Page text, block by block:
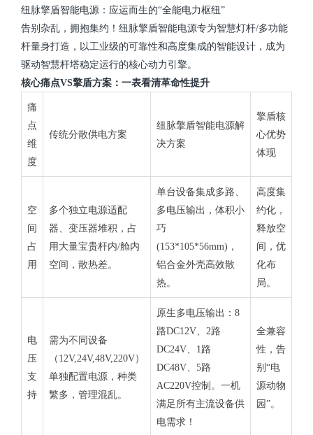
纽脉擎盾智能电源：应运而生的“全能电力枢纽”
告别杂乱，拥抱集约！纽脉擎盾智能电源专为智慧灯杆/多功能
杆量身打造，以工业级的可靠性和高度集成的智能设计，成为
驱动智慧杆塔稳定运行的核心动力引擎。
核心痛点VS擎盾方案：一表看清革命性提升
痛
点
维
度
传统分散供电方案
纽脉擎盾智能电源解
决方案
擎盾核
心优势
体现
空
间
占
用
多个独立电源适配
器、变压器堆积，占
用大量宝贵杆内/舱内
空间，散热差。
单台设备集成多路、
多电压输出，体积小
巧
(153*105*56mm)，
铝合金外壳高效散
热。
高度集
约化，
释放空
间，优
化布
局。
电
压
支
持
需为不同设备
（12V,24V,48V,220V）
单独配置电源，种类
繁多，管理混乱。
原生多电压输出：8
路DC12V、2路
DC24V、1路
DC48V、5路
AC220V控制。 一机
满足所有主流设备供
电需求！
全兼容
性，告
别“电
源动物
园”。